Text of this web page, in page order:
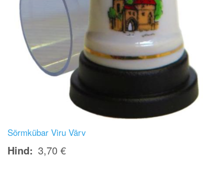
Sõrmkübar Viru Värv
Hind 3,70 €